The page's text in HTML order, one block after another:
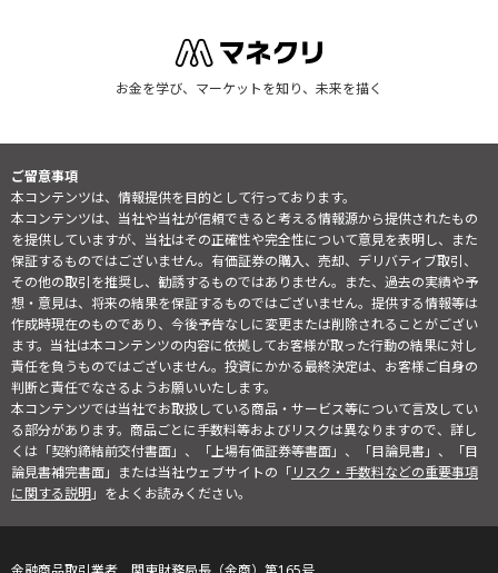
お金を学び、マーケットを知り、未来を描く
ご留意事項
本コンテンツは、情報提供を目的として行っております。
本コンテンツは、当社や当社が信頼できると考える情報源から提供されたもの
を提供していますが、当社はその正確性や完全性について意見を表明し、また
保証するものではございません。有価証券の購入、売却、デリバティブ取引、
その他の取引を推奨し、勧誘するものではありません。また、過去の実績や予
想・意見は、将来の結果を保証するものではございません。提供する情報等は
作成時現在のものであり、今後予告なしに変更または削除されることがござい
ます。当社は本コンテンツの内容に依拠してお客様が取った行動の結果に対し
責任を負うものではございません。投資にかかる最終決定は、お客様ご自身の
判断と責任でなさるようお願いいたします。
本コンテンツでは当社でお取扱している商品・サービス等について言及してい
る部分があります。商品ごとに手数料等およびリスクは異なりますので、詳し
くは「契約締結前交付書面」、「上場有価証券等書面」、「目論見書」、「目
論見書補完書面」または当社ウェブサイトの「リスク・手数料などの重要事項
に関する説明」をよくお読みください。